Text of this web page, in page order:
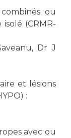
soins
ou
(CRMR-
Dr J
et lésions
:
avec ou